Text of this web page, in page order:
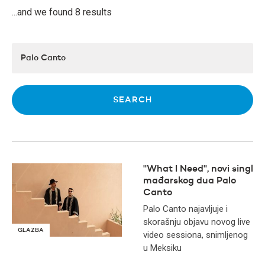
...and we found 8 results
GLAZBA
''What I Need'', novi singl
mađarskog dua Palo
Canto
Palo Canto najavljuje i
skorašnju objavu novog live
video sessiona, snimljenog
u Meksiku